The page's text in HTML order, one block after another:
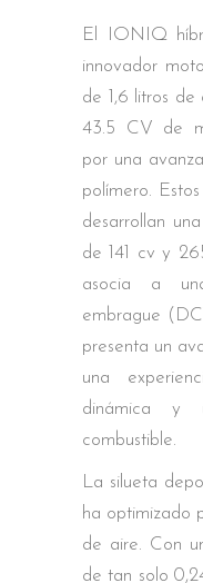
El IONIQ
innovador
de 1,6 litros de
43.5 CV de
por una
polímero.
desarrollan
de 141 cv y
asocia a
embrague
presenta un
una
dinámica y
combustible.
La silueta
ha optimizado
de aire. Con
de tan solo